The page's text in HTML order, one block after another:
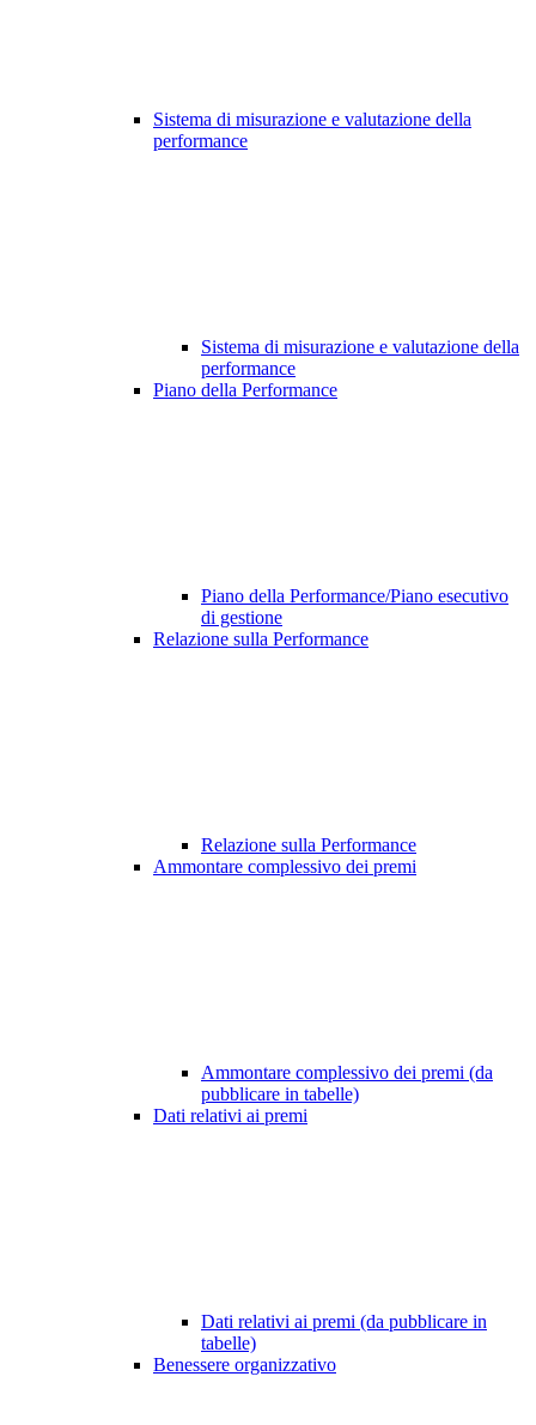
Sistema di misurazione e valutazione della
performance
Sistema di misurazione e valutazione della
performance
Piano della Performance
Piano della Performance/Piano esecutivo
di gestione
Relazione sulla Performance
Relazione sulla Performance
Ammontare complessivo dei premi
Ammontare complessivo dei premi (da
pubblicare in tabelle)
Dati relativi ai premi
Dati relativi ai premi (da pubblicare in
tabelle)
Benessere organizzativo